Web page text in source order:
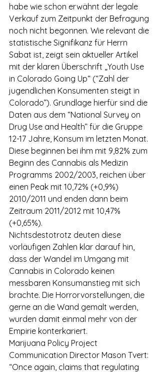
habe wie schon erwähnt der legale
Verkauf zum Zeitpunkt der Befragung
noch nicht begonnen. Wie relevant die
statistische Signifikanz für Herrn
Sabat ist, zeigt sein aktueller Artikel
mit der klaren Überschrift „Youth Use
in Colorado Going Up“ (“Zahl der
jugendlichen Konsumenten steigt in
Colorado”). Grundlage hierfür sind die
Daten aus dem “National Survey on
Drug Use and Health” für die Gruppe
12-17 Jahre, Konsum im letzten Monat.
Diese beginnen bei ihm mit 9,82% zum
Beginn des Cannabis als Medizin
Programms 2002/2003, reichen über
einen Peak mit 10,72% (+0,9%)
2010/2011 und enden dann beim
Zeitraum 2011/2012 mit 10,47%
(+0,65%).
Nichtsdestotrotz deuten diese
vorläufigen Zahlen klar darauf hin,
dass der Wandel im Umgang mit
Cannabis in Colorado keinen
messbaren Konsumanstieg mit sich
brachte. Die Horrorvorstellungen, die
gerne an die Wand gemalt werden,
wurden damit einmal mehr von der
Empirie konterkariert.
Marijuana Policy Project
Communication Director Mason Tvert:
“Once again, claims that regulating